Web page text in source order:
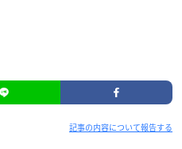
記事の内容について報告する